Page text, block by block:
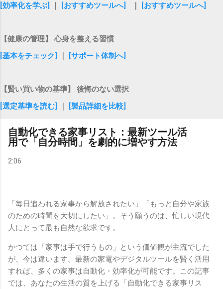
[効率化を学ぶ]
[おすすめツールへ] [おすすめツールへ]
【健康の管理】 心身を整える習慣
[基本をチェック]
[サポート体制へ]
【賢い買い物の基準】 後悔のない選択
[選定基準を読む]
[製品詳細を比較]
自動化できる家事リスト：最新ツール活
用で「自分時間」を劇的に増やす方法
2:06
「毎日追われる家事から解放されたい」「もっと自分や家族
のための時間を大切にしたい」。そう願うのは、忙しい現代
人にとって最も自然な欲求です。
かつては「家事は手で行うもの」という価値観が主流でした
が、今は違います。最新の家電やデジタルツールを賢く活用
すれば、多くの家事は自動化・効率化が可能です。この記事
では、あなたの生活の質を上げる「自動化できる家事リス